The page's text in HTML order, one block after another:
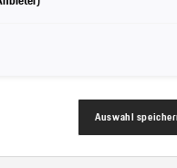
Tiptronic S
2,65 h
Sofern Sie über einen von uns
Auswahl